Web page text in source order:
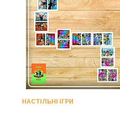
НАСТІЛЬНІ ІГРИ